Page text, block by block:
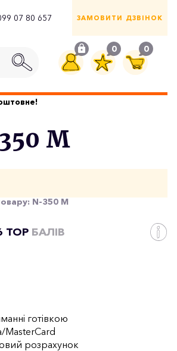
07 80 657 ЗАМОВИТИ ДЗВІНОК
0 0
M
N-350 M
TOP БАЛІВ
готівкою
MasterCard
розрахунок